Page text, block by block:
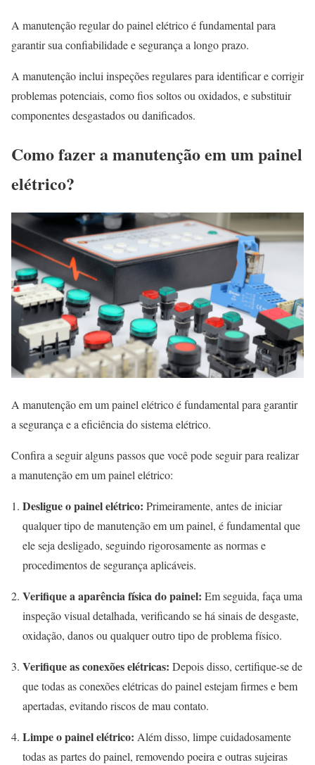
A manutenção regular do painel elétrico é fundamental para
garantir sua confiabilidade e segurança a longo prazo.
A manutenção inclui inspeções regulares para identificar e corrigir
problemas potenciais, como fios soltos ou oxidados, e substituir
componentes desgastados ou danificados.
Como fazer a manutenção em um painel
elétrico?
A manutenção em um painel elétrico é fundamental para garantir
a segurança e a eficiência do sistema elétrico.
Confira a seguir alguns passos que você pode seguir para realizar
a manutenção em um painel elétrico:
Desligue o painel elétrico: Primeiramente, antes de iniciar
qualquer tipo de manutenção em um painel, é fundamental que
ele seja desligado, seguindo rigorosamente as normas e
procedimentos de segurança aplicáveis.
Verifique a aparência física do painel: Em seguida, faça uma
inspeção visual detalhada, verificando se há sinais de desgaste,
oxidação, danos ou qualquer outro tipo de problema físico.
Verifique as conexões elétricas: Depois disso, certifique-se de
que todas as conexões elétricas do painel estejam firmes e bem
apertadas, evitando riscos de mau contato.
Limpe o painel elétrico: Além disso, limpe cuidadosamente
todas as partes do painel, removendo poeira e outras sujeiras